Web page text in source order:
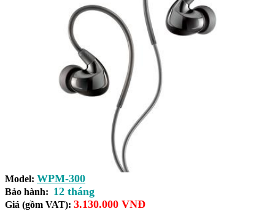
Model: WPM-300
Bảo hành: 12 tháng
Giá (gồm VAT): 3.130.000 VNĐ